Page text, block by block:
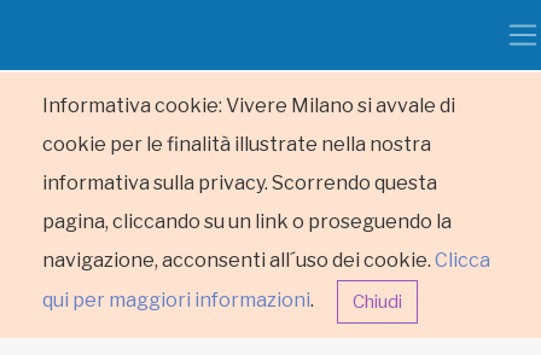
Informativa cookie: Vivere Milano si avvale di
cookie per le finalità illustrate nella nostra
informativa sulla privacy. Scorrendo questa
pagina, cliccando su un link o proseguendo la
navigazione, acconsenti all´uso dei cookie. Clicca
qui per maggiori informazioni. Chiudi